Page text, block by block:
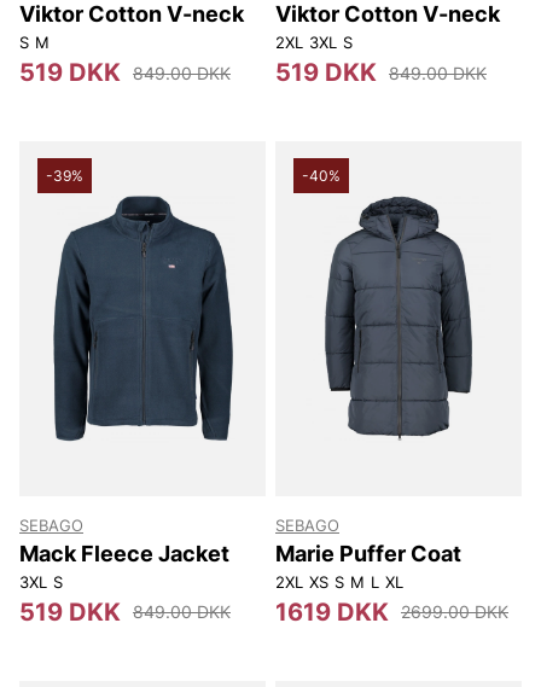
Viktor Cotton V-neck
S M
519 DKK 849.00 DKK
Viktor Cotton V-neck
2XL 3XL S
519 DKK 849.00 DKK
-39%
SEBAGO
Mack Fleece Jacket
3XL S
519 DKK 849.00 DKK
-40%
SEBAGO
Marie Puffer Coat
2XL XS S M L XL
1619 DKK 2699.00 DKK